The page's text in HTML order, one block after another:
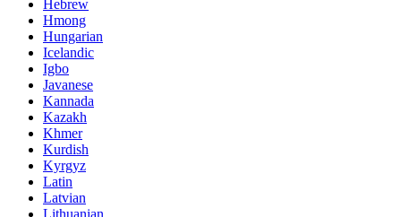
Hebrew
Hmong
Hungarian
Icelandic
Igbo
Javanese
Kannada
Kazakh
Khmer
Kurdish
Kyrgyz
Latin
Latvian